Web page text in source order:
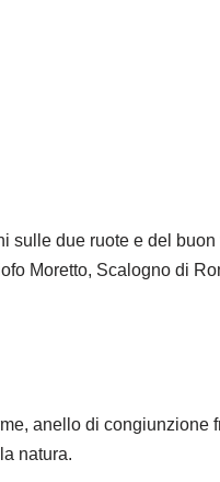
sulle due ruote e del
Moretto, Scalogno di
anello di congiunzione
natura.